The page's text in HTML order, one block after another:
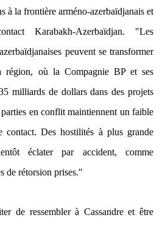
à la frontière arméno-azerbaïdjanais et
Karabakh-Azerbaïdjan. "Les
peuvent se transformer
région, où la Compagnie BP et ses
milliards de dollars dans des projets
en conflit maintiennent un faible
Des hostilités à plus grande
éclater par accident, comme
de rétorsion prises."
de ressembler à Cassandre et être